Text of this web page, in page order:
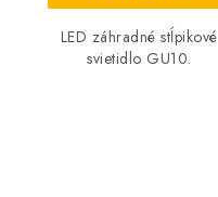
LED záhradné stĺpikové
svietidlo GU10.